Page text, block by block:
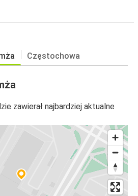
Częstochowa
zawierał najbardziej aktualne